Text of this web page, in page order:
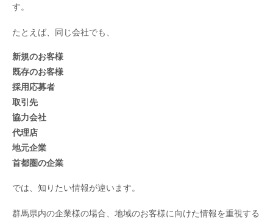
す。
たとえば、同じ会社でも、
新規のお客様
既存のお客様
採用応募者
取引先
協力会社
代理店
地元企業
首都圏の企業
では、知りたい情報が違います。
群馬県内の企業様の場合、地域のお客様に向けた情報を重視する